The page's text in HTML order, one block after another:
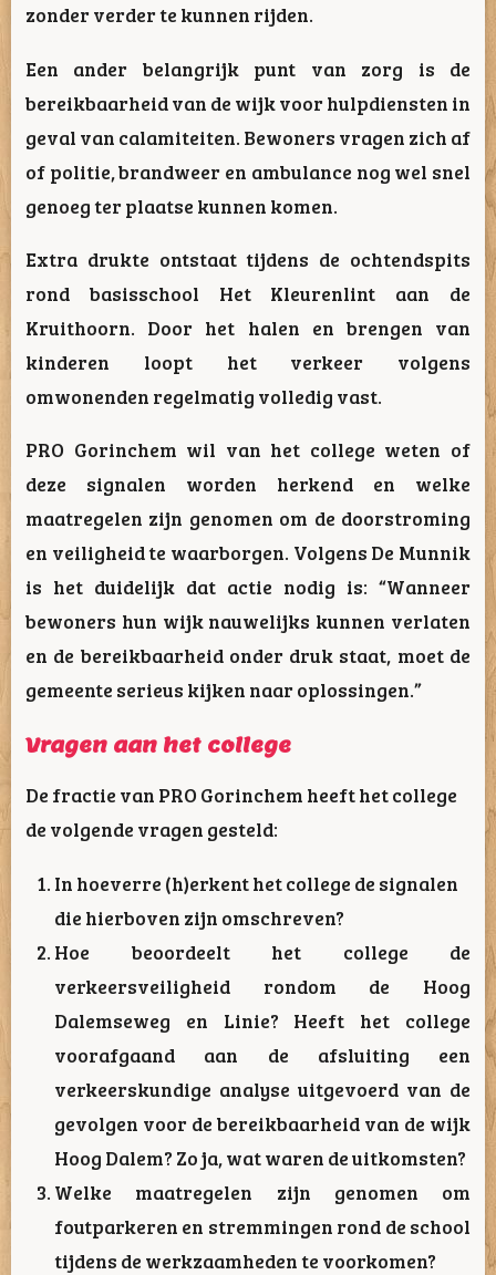
zonder verder te kunnen rijden.
Een ander belangrijk punt van zorg is de
bereikbaarheid van de wijk voor hulpdiensten in
geval van calamiteiten. Bewoners vragen zich af
of politie, brandweer en ambulance nog wel snel
genoeg ter plaatse kunnen komen.
Extra drukte ontstaat tijdens de ochtendspits
rond basisschool Het Kleurenlint aan de
Kruithoorn. Door het halen en brengen van
kinderen loopt het verkeer volgens
omwonenden regelmatig volledig vast.
PRO Gorinchem wil van het college weten of
deze signalen worden herkend en welke
maatregelen zijn genomen om de doorstroming
en veiligheid te waarborgen. Volgens De Munnik
is het duidelijk dat actie nodig is: “Wanneer
bewoners hun wijk nauwelijks kunnen verlaten
en de bereikbaarheid onder druk staat, moet de
gemeente serieus kijken naar oplossingen.”
Vragen aan het college
De fractie van PRO Gorinchem heeft het college
de volgende vragen gesteld:
In hoeverre (h)erkent het college de signalen
die hierboven zijn omschreven?
Hoe beoordeelt het college de
verkeersveiligheid rondom de Hoog
Dalemseweg en Linie? Heeft het college
voorafgaand aan de afsluiting een
verkeerskundige analyse uitgevoerd van de
gevolgen voor de bereikbaarheid van de wijk
Hoog Dalem? Zo ja, wat waren de uitkomsten?
Welke maatregelen zijn genomen om
foutparkeren en stremmingen rond de school
tijdens de werkzaamheden te voorkomen?